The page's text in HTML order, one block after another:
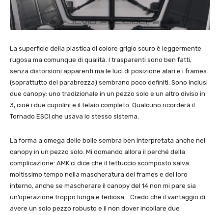
La superficie della plastica di colore grigio scuro è leggermente
rugosa ma comunque di qualità. I trasparenti sono ben fatti,
senza distorsioni apparenti ma le luci di posizione alari e i frames
(soprattutto del parabrezza) sembrano poco definiti. Sono inclusi
due canopy: uno tradizionale in un pezzo solo e un altro diviso in
3, cioè i due cupolini e il telaio completo. Qualcuno ricorderà il
Tornado ESCI che usava lo stesso sistema.
La forma a omega delle bolle sembra ben interpretata anche nel
canopy in un pezzo solo. Mi domando allora il perché della
complicazione: AMK ci dice che il tettuccio scomposto salva
moltissimo tempo nella mascheratura dei frames e del loro
interno, anche se mascherare il canopy del 14 non mi pare sia
un’operazione troppo lunga e tediosa… Credo che il vantaggio di
avere un solo pezzo robusto e il non dover incollare due